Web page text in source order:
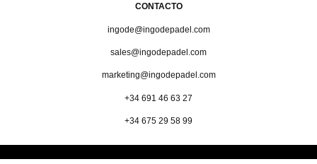
CONTACTO
ingode@ingodepadel.com
sales@ingodepadel.com
marketing@ingodepadel.com
+34 691 46 63 27
+34 675 29 58 99